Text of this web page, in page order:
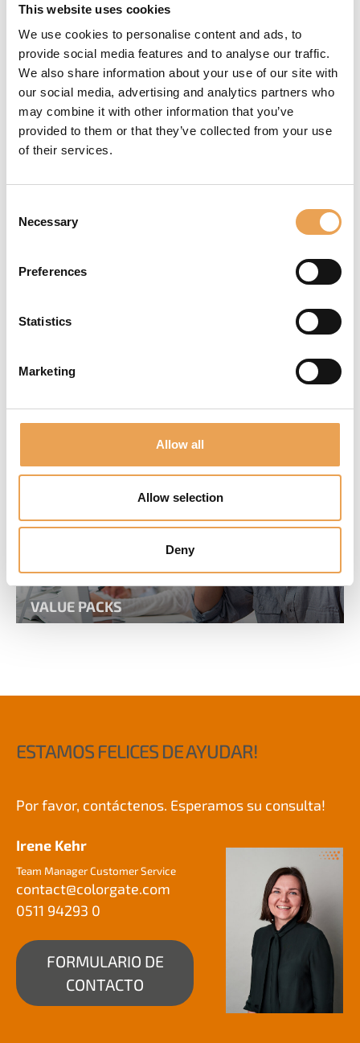
This website uses cookies
We use cookies to personalise content and ads, to
provide social media features and to analyse our traffic.
We also share information about your use of our site with
our social media, advertising and analytics partners who
may combine it with other information that you’ve
provided to them or that they’ve collected from your use
of their services.
Selection
Necessary
Preferences
Statistics
Marketing
Allow all
Allow selection
Deny
CORE PRODUCTIONSERVER
FORMAZIONE E CONSULENZA
VALUE PACKS
ESTAMOS FELICES DE AYUDAR!
Por favor, contáctenos. Esperamos su consulta!
Irene Kehr
Team Manager Customer Service
contact@colorgate.com
0511 94293 0
FORMULARIO DE
CONTACTO